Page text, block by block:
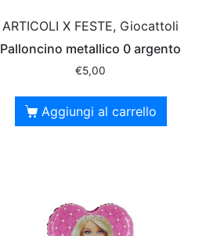
ARTICOLI X FESTE, Giocattoli
Palloncino metallico 0 argento
€5,00
Aggiungi al carrello